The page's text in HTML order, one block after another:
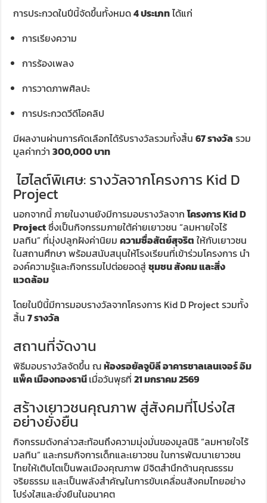
การประกวดในปีนี้จัดขึ้นทั้งหมด4 ประเภทได้แก่
การเรียงความ
การร้องเพลง
การวาดภาพศิลปะ
การประกวดวีดีโอคลิป
มีผลงานผ่านการคัดเลือกได้รับรางวัลรวมทั้งสิ้น67 รางวัล รวม
มูลค่ากว่า300,000 บาท
ไฮไลต์พิเศษ: รางวัลจากโครงการ Kid D
Project
นอกจากนี้ ภายในงานยังมีการมอบรางวัลจากโครงการ Kid D
Projectซึ่งเป็นกิจกรรมภายใต้ค่ายเยาวชน “ลมหายใจไร้
มลทิน” ที่มุ่งปลูกฝังค่านิยมความซื่อสัตย์สุจริต ให้กับเยาวชน
ในสถานศึกษา พร้อมสนับสนุนให้โรงเรียนที่เข้าร่วมโครงการ นำ
องค์ความรู้และกิจกรรมไปต่อยอดสู่ชุมชน สังคม และสิ่ง
แวดล้อม
โดยในปีนี้มีการมอบรางวัลจากโครงการ Kid D Project รวมทั้ง
สิ้น7 รางวัล
สถานที่จัดงาน
พิธีมอบรางวัลจัดขึ้น ณห้องรอยัลจูบิลี อาคารชาลเลนเจอร์ อิม
แพ็ค เมืองทองธานีเมื่อวันพุธที่21 มกราคม 2569
สร้างเยาวชนคุณภาพ สู่สังคมที่โปร่งใส
อย่างยั่งยืน
กิจกรรมดังกล่าวสะท้อนถึงความมุ่งมั่นของมูลนิธิ “ลมหายใจไร้
มลทิน” และกรมกิจการเด็กและเยาวชน ในการพัฒนาเยาวชน
ไทยให้เติบโตเป็นพลเมืองคุณภาพ มีจิตสำนึกด้านคุณธรรม
จริยธรรม และเป็นพลังสำคัญในการขับเคลื่อนสังคมไทยอย่าง
โปร่งใสและยั่งยืนในอนาคต